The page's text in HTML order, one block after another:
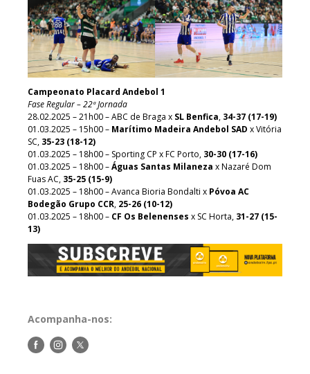
Campeonato Placard Andebol 1
Fase Regular – 22ª Jornada
28.02.2025 – 21h00 – ABC de Braga x SL Benfica, 34-37 (17-19)
01.03.2025 – 15h00 – Marítimo Madeira Andebol SAD x Vitória
SC, 35-23 (18-12)
01.03.2025 – 18h00 – Sporting CP x FC Porto, 30-30 (17-16)
01.03.2025 – 18h00 –Águas Santas Milaneza x Nazaré Dom
Fuas AC, 35-25 (15-9)
01.03.2025 – 18h00 – Avanca Bioria Bondalti x Póvoa AC
Bodegão Grupo CCR, 25-26 (10-12)
01.03.2025 – 18h00 – CF Os Belenenses x SC Horta, 31-27 (15-
13)
Acompanha-nos:
Siga-Siga-Siga-